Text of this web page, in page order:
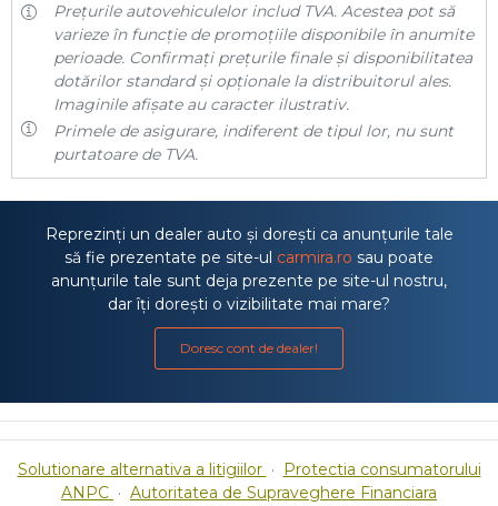
Prețurile autovehiculelor includ TVA. Acestea pot să
varieze în funcție de promoțiile disponibile în anumite
perioade. Confirmați prețurile finale și disponibilitatea
dotărilor standard și opționale la distribuitorul ales.
Imaginile afișate au caracter ilustrativ.
Primele de asigurare, indiferent de tipul lor, nu sunt
purtatoare de TVA.
Reprezinți un dealer auto și dorești ca anunțurile tale
să fie prezentate pe site-ul carmira.ro sau poate
anunțurile tale sunt deja prezente pe site-ul nostru,
dar îți dorești o vizibilitate mai mare?
Doresc cont de dealer!
Solutionare alternativa a litigiilor · Protectia consumatorului
ANPC · Autoritatea de Supraveghere Financiara